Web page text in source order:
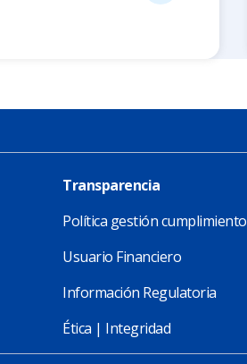
Transparencia
Política gestión cumplimiento
Usuario Financiero
Información Regulatoria
Ética | Integridad